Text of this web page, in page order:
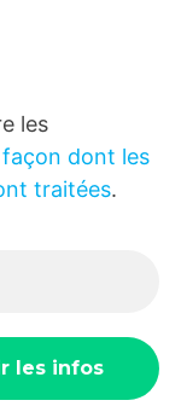
les
façon dont les
traitées.